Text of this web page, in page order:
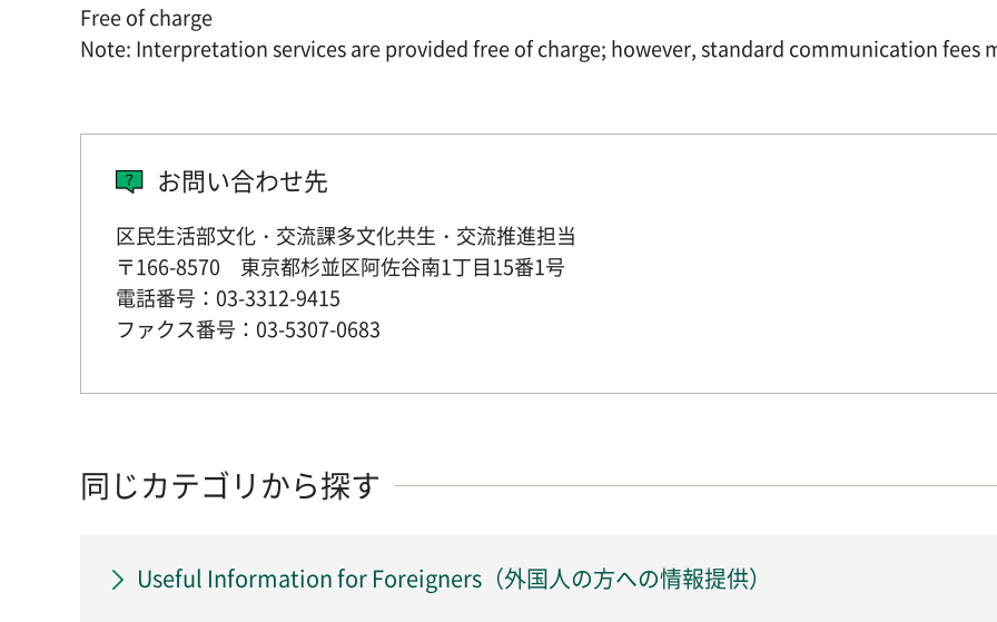
Free of charge
Note: Interpretation services are provided free of charge; however, standard communication fees
お問い合わせ先
区民生活部文化・交流課多文化共生・交流推進担当
〒166-8570 東京都杉並区阿佐谷南1丁目15番1号
電話番号：03-3312-9415
ファクス番号：03-5307-0683
同じカテゴリから探す
Useful Information for Foreigners（外国人の方への情報提供）